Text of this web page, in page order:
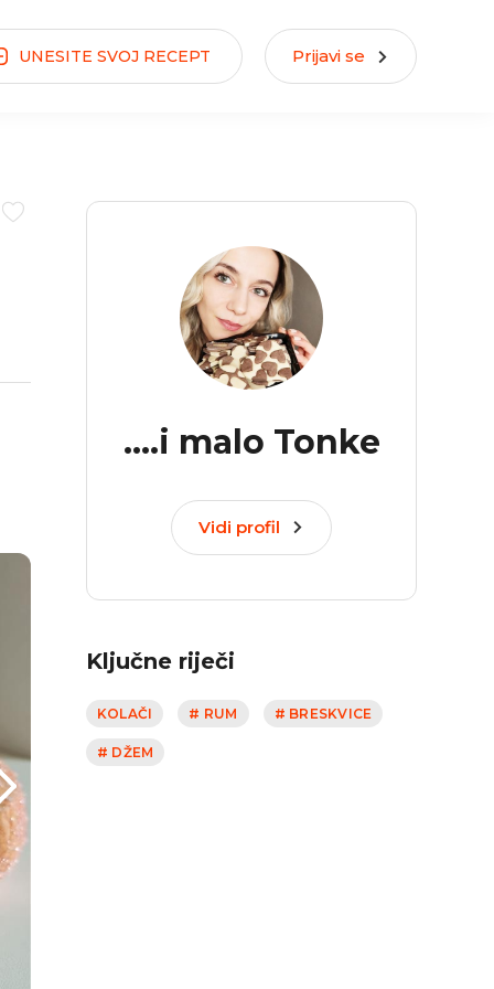
UNESITE SVOJ RECEPT Prijavi se
....i malo Tonke
Vidi profil
Ključne riječi
KOLAČI # RUM # BRESKVICE
# DŽEM